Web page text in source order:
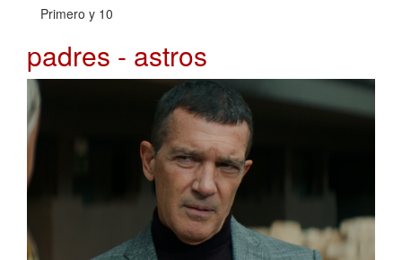
Primero y 10
padres - astros